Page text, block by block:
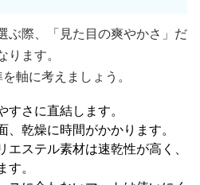
ぶ際、「見た目の爽やかさ」だ
ます。
軸に考えましょう。
さに直結します。
乾燥に時間がかかります。
ステル素材は速乾性が高く、
。